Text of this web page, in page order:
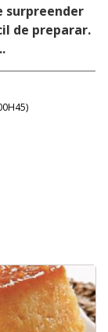
surpreender
de preparar.
)